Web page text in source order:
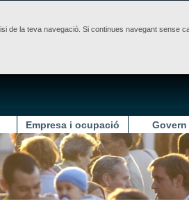
de la teva navegació. Si continues navegant sense
Empresa i ocupació Govern